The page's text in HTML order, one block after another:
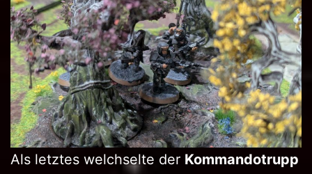
Als letztes welchselte der Kommandotrupp